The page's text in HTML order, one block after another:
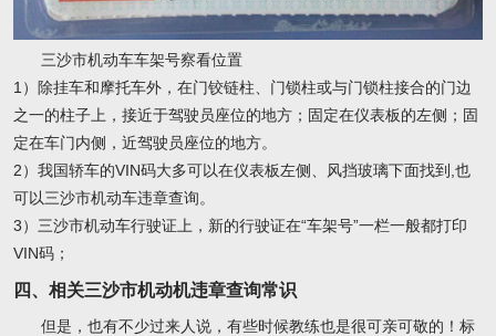
三沙市机动车车架号察看位置
1）除挂车和摩托车外，在门铰链柱、门锁柱或与门锁柱接合的门边
之一的柱子上，接近于驾驶员座位的地方；固定在仪表板的左侧；固
定在车门内侧，近驾驶员座位的地方。
2）我国轿车的VIN码大多可以在仪表板左侧、风挡玻璃下面找到,也
可以三沙市机动车违章查询。
3）三沙市机动车行驶证上，新的行驶证在“车架号”一栏一般都打印
VIN码；
四、相关三沙市机动机违章查询常识
但是，也有不少过来人说，有些时候教练也是很可亲可敬的！标